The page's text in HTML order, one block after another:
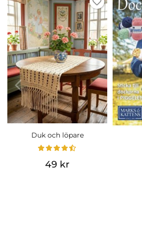
Duk och löpare
49 kr